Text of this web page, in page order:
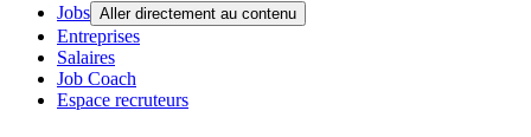
Jobs Aller directement au contenu
Entreprises
Salaires
Job Coach
Espace recruteurs